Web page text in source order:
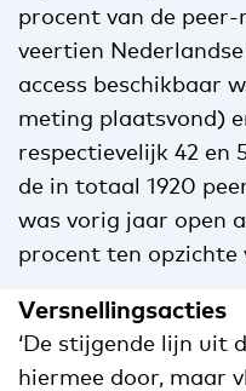
procent van de
veertien
access beschikbaar
meting plaatsvond)
respectievelijk 42 en
de in totaal 1920
was vorig jaar open
procent ten opzichte
Versnellingsacties
‘De stijgende lijn uit
hiermee door, maar